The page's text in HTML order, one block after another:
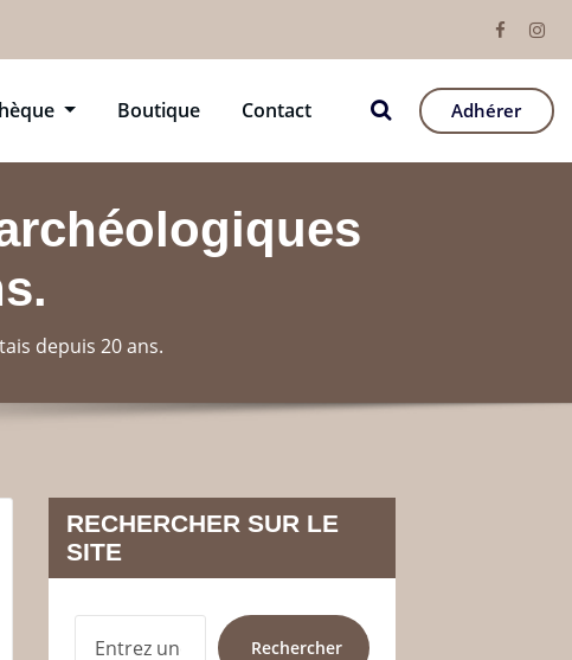
Boutique Contact Adhérer
depuis 20 ans.
RECHERCHER SUR LE
SITE
RECHERCHER
Rechercher